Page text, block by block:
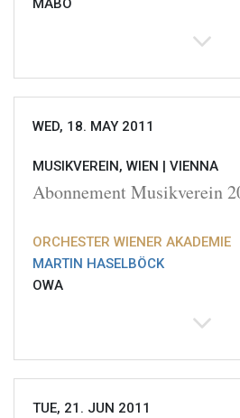
MABO
WED, 18. MAY 2011
MUSIKVEREIN, WIEN | VIENNA
Abonnement Musikverein
ORCHESTER WIENER AKADEMIE
MARTIN HASELBÖCK
OWA
TUE, 21. JUN 2011